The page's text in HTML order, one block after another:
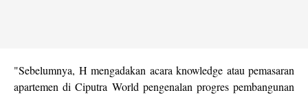
"Sebelumnya, H mengadakan acara knowledge atau pemasaran
apartemen di Ciputra World pengenalan progres pembangunan